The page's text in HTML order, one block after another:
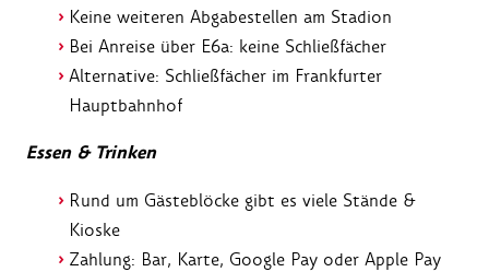
Keine weiteren Abgabestellen am Stadion
Bei Anreise über E6a: keine Schließfächer
Alternative: Schließfächer im Frankfurter
Hauptbahnhof
Essen & Trinken
Rund um Gästeblöcke gibt es viele Stände &
Kioske
Zahlung: Bar, Karte, Google Pay oder Apple Pay